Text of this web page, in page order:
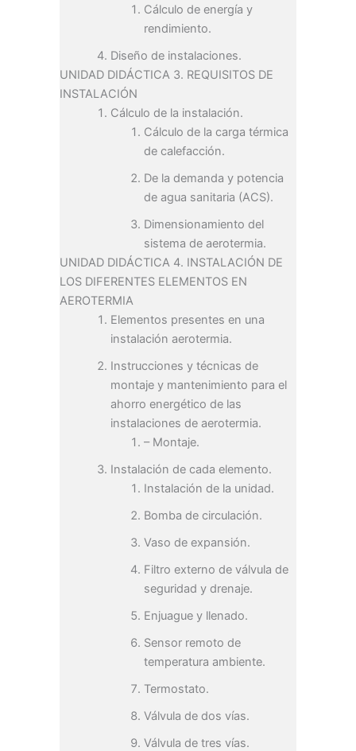
Cálculo de energía y
rendimiento.
Diseño de instalaciones.
UNIDAD DIDÁCTICA 3. REQUISITOS DE
INSTALACIÓN
Cálculo de la instalación.
Cálculo de la carga térmica
de calefacción.
De la demanda y potencia
de agua sanitaria (ACS).
Dimensionamiento del
sistema de aerotermia.
UNIDAD DIDÁCTICA 4. INSTALACIÓN DE
LOS DIFERENTES ELEMENTOS EN
AEROTERMIA
Elementos presentes en una
instalación aerotermia.
Instrucciones y técnicas de
montaje y mantenimiento para el
ahorro energético de las
instalaciones de aerotermia.
– Montaje.
Instalación de cada elemento.
Instalación de la unidad.
Bomba de circulación.
Vaso de expansión.
Filtro externo de válvula de
seguridad y drenaje.
Enjuague y llenado.
Sensor remoto de
temperatura ambiente.
Termostato.
Válvula de dos vías.
Válvula de tres vías.